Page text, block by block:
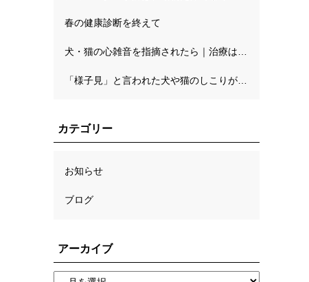
春の健康診断を終えて
カテゴリー
お知らせ
ブログ
アーカイブ